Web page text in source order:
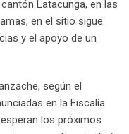
Latacunga, en las
en el sitio sigue
y el apoyo de un
según el
en la Fiscalía
los próximos